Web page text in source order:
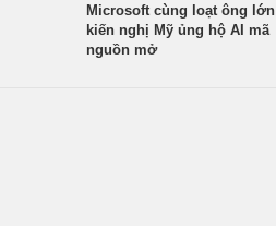
Microsoft cùng loạt ông lớn
kiến nghị Mỹ ủng hộ AI mã
nguồn mở